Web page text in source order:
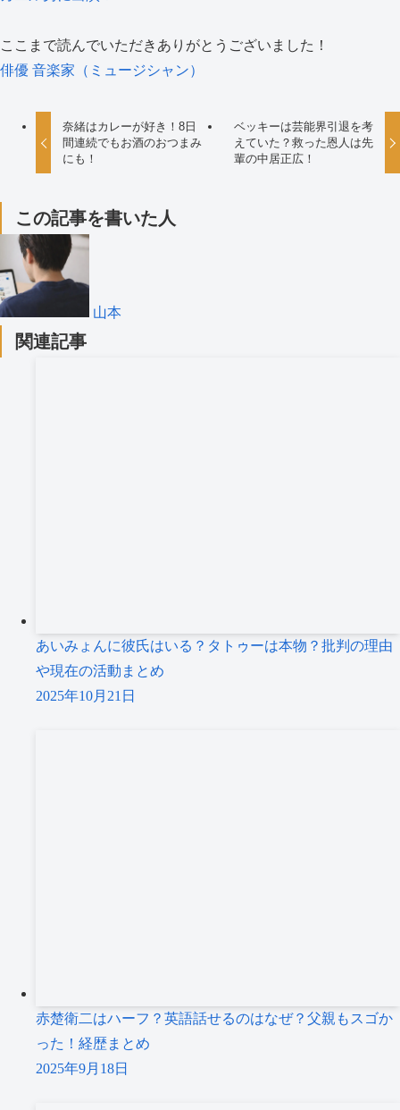
ここまで読んでいただきありがとうございました！
俳優 音楽家（ミュージシャン）
奈緒はカレーが好き！8日
間連続でもお酒のおつまみ
にも！
ベッキーは芸能界引退を考
えていた？救った恩人は先
輩の中居正広！
この記事を書いた人
山本
関連記事
あいみょんに彼氏はいる？タトゥーは本物？批判の理由
や現在の活動まとめ
2025年10月21日
赤楚衛二はハーフ？英語話せるのはなぜ？父親もスゴか
った！経歴まとめ
2025年9月18日